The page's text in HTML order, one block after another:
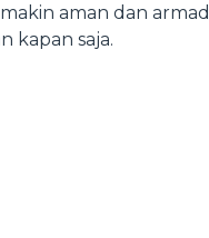
aman dan
kapan saja.